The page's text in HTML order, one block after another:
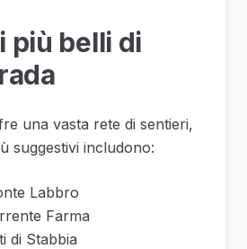
più belli di
una vasta rete di sentieri,
suggestivi includono:
Labbro
Farma
di Stabbia